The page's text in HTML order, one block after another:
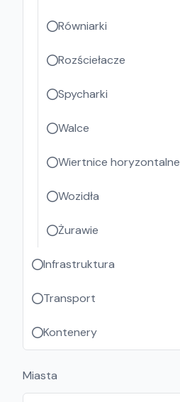
Równiarki
Rozściełacze
Spycharki
Walce
Wiertnice horyzontalne
Wozidła
Żurawie
Infrastruktura
Transport
Kontenery
Miasta